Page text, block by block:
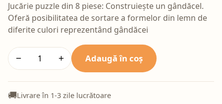
Jucărie puzzle din 8 piese: Construiește un gândăcel.
Oferă posibilitatea de sortare a formelor din lemn de
diferite culori reprezentând gândăcei
− + Adaugă în coș
🚚Livrare în 1-3 zile lucrătoare